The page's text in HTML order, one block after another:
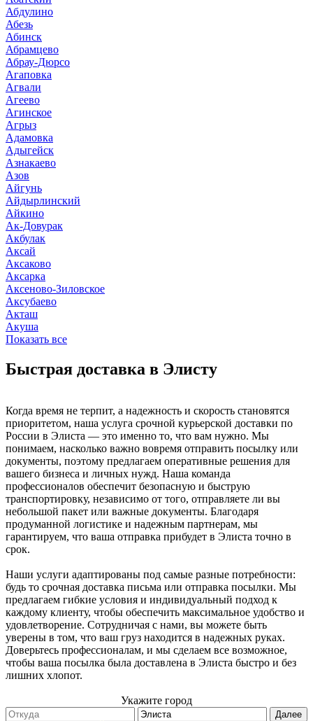
Абдулино
Абезь
Абинск
Абрамцево
Абрау-Дюрсо
Агаповка
Агвали
Агеево
Агинское
Агрыз
Адамовка
Адыгейск
Азнакаево
Азов
Айгунь
Айдырлинский
Айкино
Ак-Довурак
Акбулак
Аксай
Аксаково
Аксарка
Аксеново-Зиловское
Аксубаево
Акташ
Акуша
Показать все
Быстрая доставка в Элисту
Когда время не терпит, а надежность и скорость становятся
приоритетом, наша услуга срочной курьерской доставки по
России в Элиста — это именно то, что вам нужно. Мы
понимаем, насколько важно вовремя отправить посылку или
документы, поэтому предлагаем оперативные решения для
вашего бизнеса и личных нужд. Наша команда
профессионалов обеспечит безопасную и быструю
транспортировку, независимо от того, отправляете ли вы
небольшой пакет или важные документы. Благодаря
продуманной логистике и надежным партнерам, мы
гарантируем, что ваша отправка прибудет в Элиста точно в
срок.
Наши услуги адаптированы под самые разные потребности:
будь то срочная доставка письма или отправка посылки. Мы
предлагаем гибкие условия и индивидуальный подход к
каждому клиенту, чтобы обеспечить максимальное удобство и
удовлетворение. Сотрудничая с нами, вы можете быть
уверены в том, что ваш груз находится в надежных руках.
Доверьтесь профессионалам, и мы сделаем все возможное,
чтобы ваша посылка была доставлена в Элиста быстро и без
лишних хлопот.
Укажите город
Далее